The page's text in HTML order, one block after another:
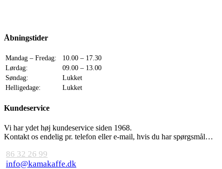
Åbningstider
Mandag – Fredag:
10.00 – 17.30
Lørdag:
09.00 – 13.00
Søndag:
Lukket
Helligedage:
Lukket
Kundeservice
Vi har ydet høj kundeservice siden 1968.
Kontakt os endelig pr. telefon eller e-mail, hvis du har spørgsmål…
86 32 26 99
info@kamakaffe.dk